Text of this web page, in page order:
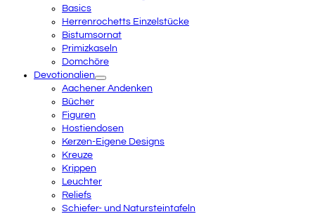
Basics
Herrenrochetts Einzelstücke
Bistumsornat
Primizkaseln
Domchöre
Devotionalien
Aachener Andenken
Bücher
Figuren
Hostiendosen
Kerzen-Eigene Designs
Kreuze
Krippen
Leuchter
Reliefs
Schiefer- und Natursteintafeln